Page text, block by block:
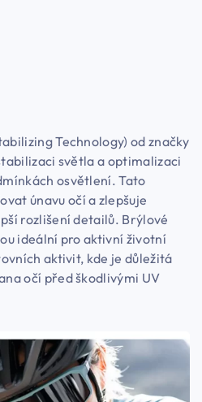
Technology) od značky
světla a optimalizaci
osvětlení. Tato
únavu očí a zlepšuje
rozlišení detailů. Brýlové
ideální pro aktivní životní
aktivit, kde je důležitá
očí před škodlivými UV